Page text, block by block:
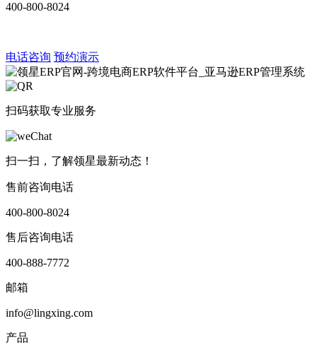
400-800-8024
电话咨询 预约演示
扫码获取专业服务
扫一扫，了解领星最新动态！
售前咨询电话
400-800-8024
售后咨询电话
400-888-7772
邮箱
info@lingxing.com
产品